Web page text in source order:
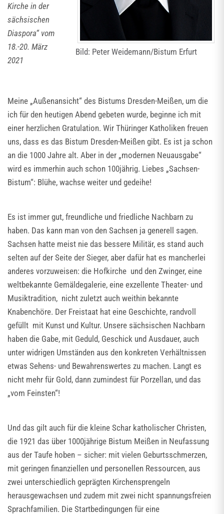
Bild: Peter Weidemann/Bistum Erfurt
Kirche in der
sächsischen
Diaspora“ vom
18.-20. März
2021
Meine „Außenansicht“ des Bistums Dresden-Meißen, um die
ich für den heutigen Abend gebeten wurde, beginne ich mit
einer herzlichen Gratulation. Wir Thüringer Katholiken freuen
uns, dass es das Bistum Dresden-Meißen gibt. Es ist ja schon
an die 1000 Jahre alt. Aber in der „modernen Neuausgabe“
wird es immerhin auch schon 100jährig. Liebes „Sachsen-
Bistum“: Blühe, wachse weiter und gedeihe!
Es ist immer gut, freundliche und friedliche Nachbarn zu
haben. Das kann man von den Sachsen ja generell sagen.
Sachsen hatte meist nie das bessere Militär, es stand auch
selten auf der Seite der Sieger, aber dafür hat es mancherlei
anderes vorzuweisen: die Hofkirche und den Zwinger, eine
weltbekannte Gemäldegalerie, eine exzellente Theater- und
Musiktradition, nicht zuletzt auch weithin bekannte
Knabenchöre. Der Freistaat hat eine Geschichte, randvoll
gefüllt mit Kunst und Kultur. Unsere sächsischen Nachbarn
haben die Gabe, mit Geduld, Geschick und Ausdauer, auch
unter widrigen Umständen aus den konkreten Verhältnissen
etwas Sehens- und Bewahrenswertes zu machen. Langt es
nicht mehr für Gold, dann zumindest für Porzellan, und das
„vom Feinsten“!
Und das gilt auch für die kleine Schar katholischer Christen,
die 1921 das über 1000jährige Bistum Meißen in Neufassung
aus der Taufe hoben – sicher: mit vielen Geburtsschmerzen,
mit geringen finanziellen und personellen Ressourcen, aus
zwei unterschiedlich geprägten Kirchensprengeln
herausgewachsen und zudem mit zwei nicht spannungsfreien
Sprachfamilien. Die Startbedingungen für eine